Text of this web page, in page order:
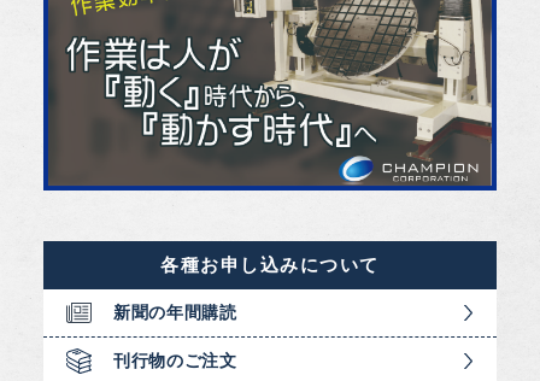
各種お申し込みについて
新聞の年間購読
刊行物のご注文